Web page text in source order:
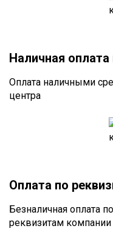
Наличная оплата
Оплата наличными
центра
Оплата по
Безналичная оплата
реквизитам компании